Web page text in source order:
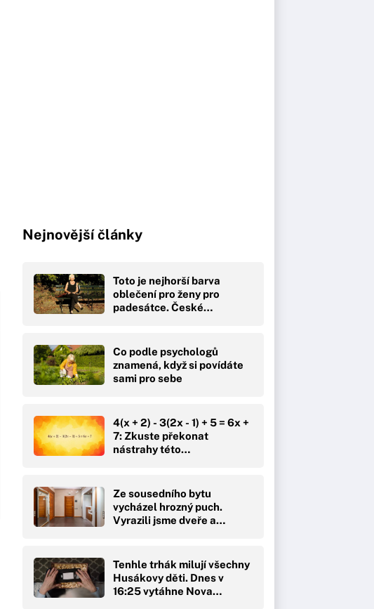
Nejnovější články
Toto je nejhorší barva
oblečení pro ženy pro
padesátce. České…
Co podle psychologů
znamená, když si povídáte
sami pro sebe
4(x + 2) - 3(2x - 1) + 5 = 6x +
7: Zkuste překonat
nástrahy této…
Ze sousedního bytu
vycházel hrozný puch.
Vyrazili jsme dveře a
Tenhle trhák milují všechny
Husákovy děti. Dnes v
16:25 vytáhne Nova…